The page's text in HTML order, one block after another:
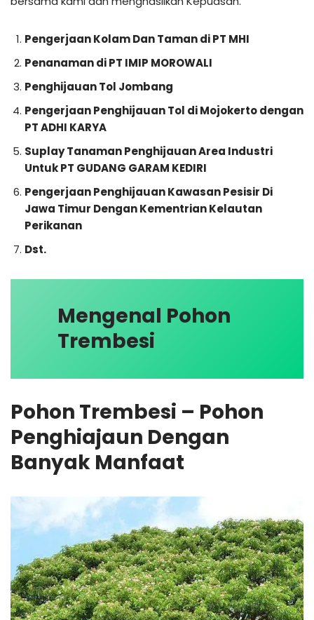
Pengerjaan Kolam Dan Taman di PT MHI
Penanaman di PT IMIP MOROWALI
Penghijauan Tol Jombang
Pengerjaan Penghijauan Tol di Mojokerto dengan
PT ADHI KARYA
Suplay Tanaman Penghijauan Area Industri
Untuk PT GUDANG GARAM KEDIRI
Pengerjaan Penghijauan Kawasan Pesisir Di
Jawa Timur Dengan Kementrian Kelautan
Perikanan
Dst.
Mengenal Pohon
Trembesi
Pohon Trembesi – Pohon
Penghiajaun Dengan
Banyak Manfaat